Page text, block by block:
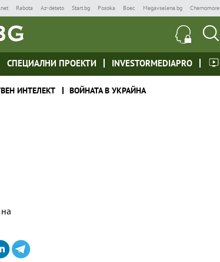
Rabota Az-deteto Start.bg Posoka Boec Megavselena.bg Chernomore
СПЕЦИАЛНИ ПРОЕКТИ INVESTORMEDIAPRO
ИНТЕЛЕКТ ВОЙНАТА В УКРАЙНА